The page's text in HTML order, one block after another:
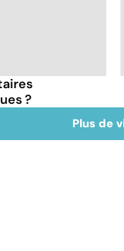
?
Plus de